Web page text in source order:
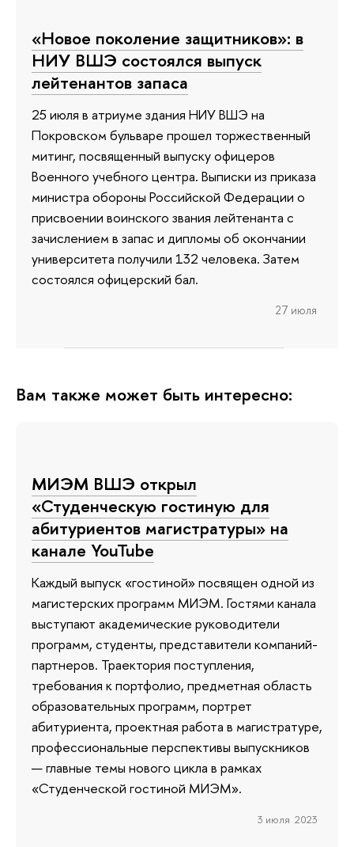
«Новое поколение защитников»: в
НИУ ВШЭ состоялся выпуск
лейтенантов запаса
25 июля в атриуме здания НИУ ВШЭ на
Покровском бульваре прошел торжественный
митинг, посвященный выпуску офицеров
Военного учебного центра. Выписки из приказа
министра обороны Российской Федерации о
присвоении воинского звания лейтенанта с
зачислением в запас и дипломы об окончании
университета получили 132 человека. Затем
состоялся офицерский бал.
27 июля
Вам также может быть интересно:
МИЭМ ВШЭ открыл
«Студенческую гостиную для
абитуриентов магистратуры» на
канале YouTube
Каждый выпуск «гостиной» посвящен одной из
магистерских программ МИЭМ. Гостями канала
выступают академические руководители
программ, студенты, представители компаний-
партнеров. Траектория поступления,
требования к портфолио, предметная область
образовательных программ, портрет
абитуриента, проектная работа в магистратуре,
профессиональные перспективы выпускников
— главные темы нового цикла в рамках
«Студенческой гостиной МИЭМ».
3 июля 2023